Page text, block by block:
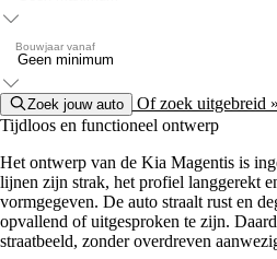
Bouwjaar vanaf
Zoek jouw auto
Of zoek uitgebreid »
Tijdloos en functioneel ontwerp
Het ontwerp van de Kia Magentis is
lijnen zijn strak, het profiel langgerekt
vormgegeven. De auto straalt rust en
opvallend of uitgesproken te zijn.
straatbeeld, zonder overdreven